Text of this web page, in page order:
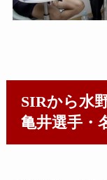
SIRから水
亀井選手・